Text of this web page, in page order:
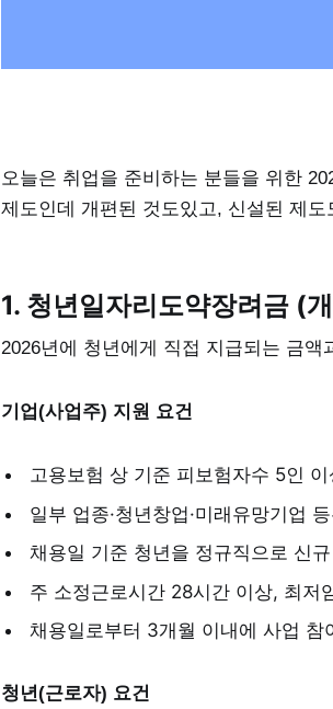
오늘은 취업을 준비하는 분들을 위한
제도인데 개편된 것도있고, 신설된 제
1. 청년일자리도약장려금 (
2026년에 청년에게 직접 지급되는 금액
기업(사업주) 지원 요건
고용보험 상 기준 피보험자수 5인
일부 업종·청년창업·미래유망기업
채용일 기준 청년을 정규직으로 신
주 소정근로시간 28시간 이상, 최
채용일로부터 3개월 이내에 사업 참
청년(근로자) 요건